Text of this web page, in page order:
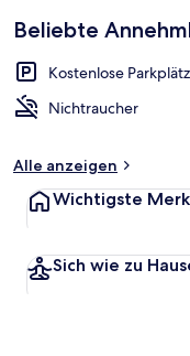
Beliebte
Kostenlose
Nichtraucher
Alle anzeigen
Wichtigste
Sich wie zu